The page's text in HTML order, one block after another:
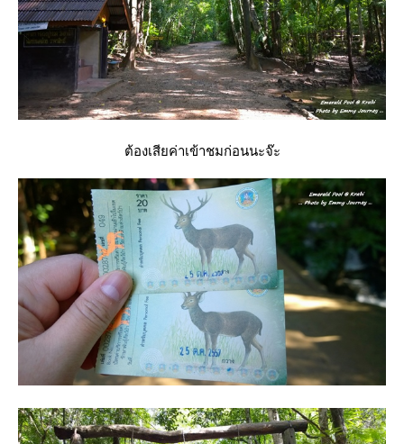
ต้องเสียค่าเข้าชมก่อนนะจ๊ะ